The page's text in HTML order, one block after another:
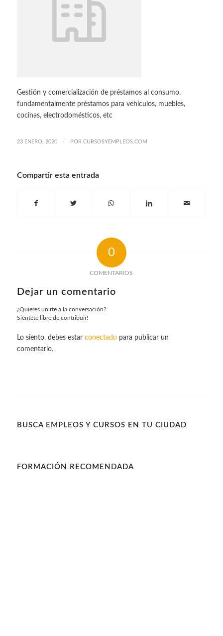
Gestión y comercialización de préstamos al consumo,
fundamentalmente préstamos para vehículos, muebles,
cocinas, electrodomésticos, etc
23 ENERO, 2020 / POR CURSOSYEMPLEOS.COM
Compartir esta entrada
0
COMENTARIOS
Dejar un comentario
¿Quieres unirte a la conversación?
Siéntete libre de contribuir!
Lo siento, debes estar conectadopara publicar un
comentario.
BUSCA EMPLEOS Y CURSOS EN TU CIUDAD
FORMACIÓN RECOMENDADA